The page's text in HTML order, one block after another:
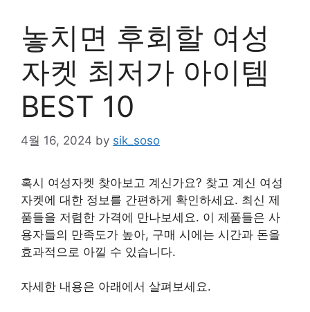
놓치면 후회할 여성
자켓 최저가 아이템
BEST 10
4월 16, 2024 by sik_soso
혹시 여성자켓 찾아보고 계신가요? 찾고 계신 여성
자켓에 대한 정보를 간편하게 확인하세요. 최신 제
품들을 저렴한 가격에 만나보세요. 이 제품들은 사
용자들의 만족도가 높아, 구매 시에는 시간과 돈을
효과적으로 아낄 수 있습니다.
자세한 내용은 아래에서 살펴보세요.